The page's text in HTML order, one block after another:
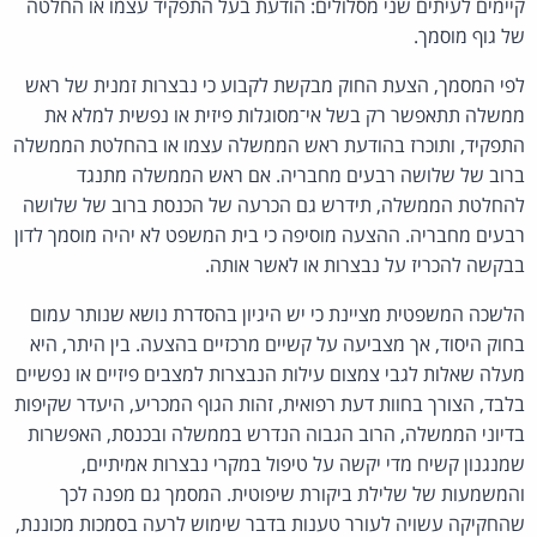
קיימים לעיתים שני מסלולים: הודעת בעל התפקיד עצמו או החלטה
של גוף מוסמך.
לפי המסמך, הצעת החוק מבקשת לקבוע כי נבצרות זמנית של ראש
ממשלה תתאפשר רק בשל אי־מסוגלות פיזית או נפשית למלא את
התפקיד, ותוכרז בהודעת ראש הממשלה עצמו או בהחלטת הממשלה
ברוב של שלושה רבעים מחבריה. אם ראש הממשלה מתנגד
להחלטת הממשלה, תידרש גם הכרעה של הכנסת ברוב של שלושה
רבעים מחבריה. ההצעה מוסיפה כי בית המשפט לא יהיה מוסמך לדון
בבקשה להכריז על נבצרות או לאשר אותה.
הלשכה המשפטית מציינת כי יש היגיון בהסדרת נושא שנותר עמום
בחוק היסוד, אך מצביעה על קשיים מרכזיים בהצעה. בין היתר, היא
מעלה שאלות לגבי צמצום עילות הנבצרות למצבים פיזיים או נפשיים
בלבד, הצורך בחוות דעת רפואית, זהות הגוף המכריע, היעדר שקיפות
בדיוני הממשלה, הרוב הגבוה הנדרש בממשלה ובכנסת, האפשרות
שמנגנון קשיח מדי יקשה על טיפול במקרי נבצרות אמיתיים,
והמשמעות של שלילת ביקורת שיפוטית. המסמך גם מפנה לכך
שהחקיקה עשויה לעורר טענות בדבר שימוש לרעה בסמכות מכוננת,